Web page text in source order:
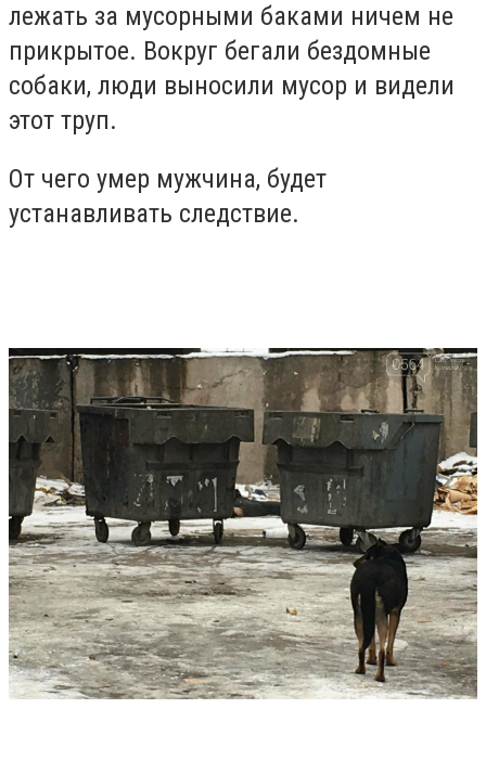
лежать за мусорными баками ничем не
прикрытое. Вокруг бегали бездомные
собаки, люди выносили мусор и видели
этот труп.
От чего умер мужчина, будет
устанавливать следствие.